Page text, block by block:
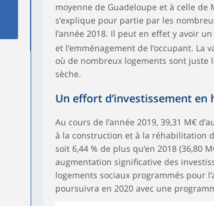
moyenne de Guadeloupe et à celle de
s’explique pour partie par les
l’année 2018. Il peut en effet y avoir
et l’emménagement de l’occupant. La
où de nombreux logements sont juste
sèche.
Un effort d’investissement en
Au cours de l’année 2019, 39,31 M€
à la construction et à la réhabilitation
soit 6,44 % de plus qu’en 2018 (36,80
augmentation significative des
logements sociaux programmés pour
poursuivra en 2020 avec une